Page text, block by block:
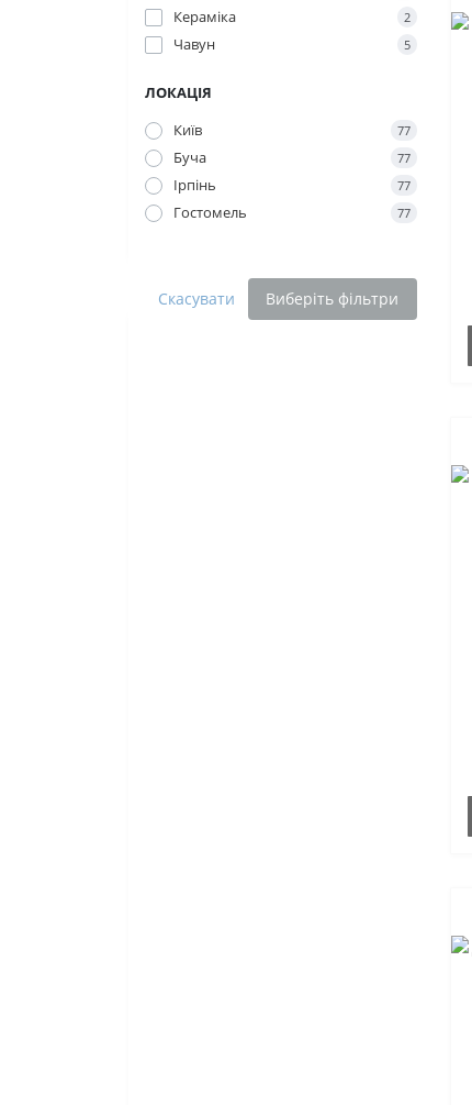
Кераміка 2
Чавун 5
ЛОКАЦІЯ
Київ
77
Буча 77
Ірпінь 77
Гостомель 77
Скасувати Виберіть фільтри